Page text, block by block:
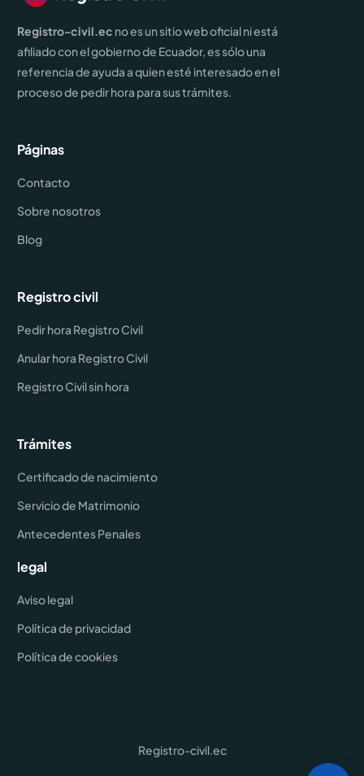
Registro-civil.ec no es un sitio web oficial ni está
afiliado con el gobierno de Ecuador, es sólo una
referencia de ayuda a quien esté interesado en el
proceso de pedir hora para sus trámites.
Páginas
Contacto
Sobre nosotros
Blog
Registro civil
Pedir hora Registro Civil
Anular hora Registro Civil
Registro Civil sin hora
Trámites
Certificado de nacimiento
Servicio de Matrimonio
Antecedentes Penales
legal
Aviso legal
Política de privacidad
Política de cookies
Registro-civil.ec